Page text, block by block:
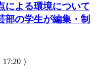
による環境について
部の学生が編集・制
）